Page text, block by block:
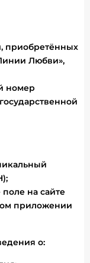
приобретённых
Любви»,
номер
на сайте
приложении
о: